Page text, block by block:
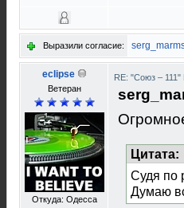
Выразили согласие:
eclipse
Ветеран
Откуда: Одесса
RE: "Союз –
Цитата:
Судя по
Думаю